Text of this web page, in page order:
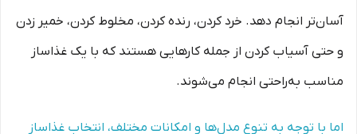
آسان‌تر انجام دهد. خرد کردن، رنده کردن، مخلوط کردن، خمیر زدن
و حتی آسیاب کردن از جمله کارهایی هستند که با یک غذاساز
مناسب به‌راحتی انجام می‌شوند.
اما با توجه به تنوع مدل‌ها و امکانات مختلف، انتخاب غذاساز